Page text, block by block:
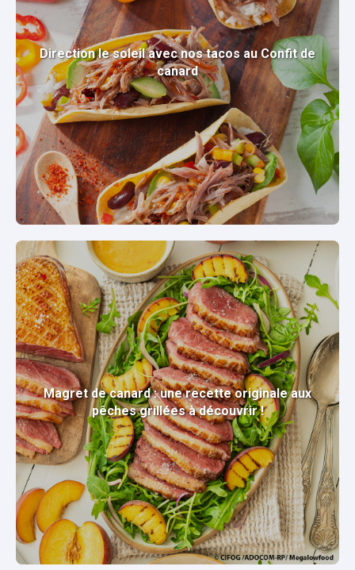
Direction le soleil avec nos tacos au Confit de
canard
Magret de canard : une recette originale aux
pêches grillées à découvrir !